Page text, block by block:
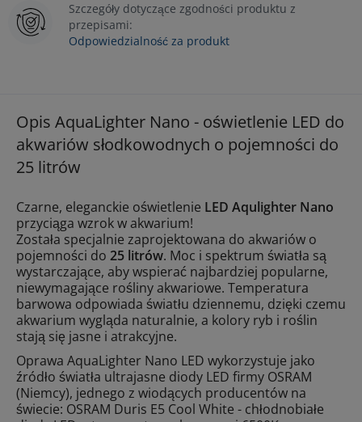
Szczegóły dotyczące zgodności produktu z
przepisami:
Odpowiedzialność za produkt
Opis AquaLighter Nano - oświetlenie LED do
akwariów słodkowodnych o pojemności do
25 litrów
Czarne, eleganckie oświetlenie LED Aqulighter Nano
przyciąga wzrok w akwarium!
Została specjalnie zaprojektowana do akwariów o
pojemności do 25 litrów. Moc i spektrum światła są
wystarczające, aby wspierać najbardziej popularne,
niewymagające rośliny akwariowe. Temperatura
barwowa odpowiada światłu dziennemu, dzięki czemu
akwarium wygląda naturalnie, a kolory ryb i roślin
stają się jasne i atrakcyjne.
Oprawa AquaLighter Nano LED wykorzystuje jako
źródło światła ultrajasne diody LED firmy OSRAM
(Niemcy), jednego z wiodących producentów na
świecie: OSRAM Duris E5 Cool White - chłodnobiałe